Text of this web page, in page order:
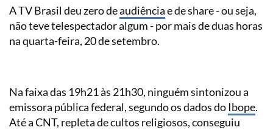
A TV Brasil deu zero deaudiênciae de share - ou seja,
não teve telespectador algum - por mais de duas horas
na quarta-feira, 20 de setembro.
Na faixa das 19h21 às 21h30, ninguém sintonizou a
emissora pública federal, segundo os dados doIbope.
Até a CNT, repleta de cultos religiosos, conseguiu